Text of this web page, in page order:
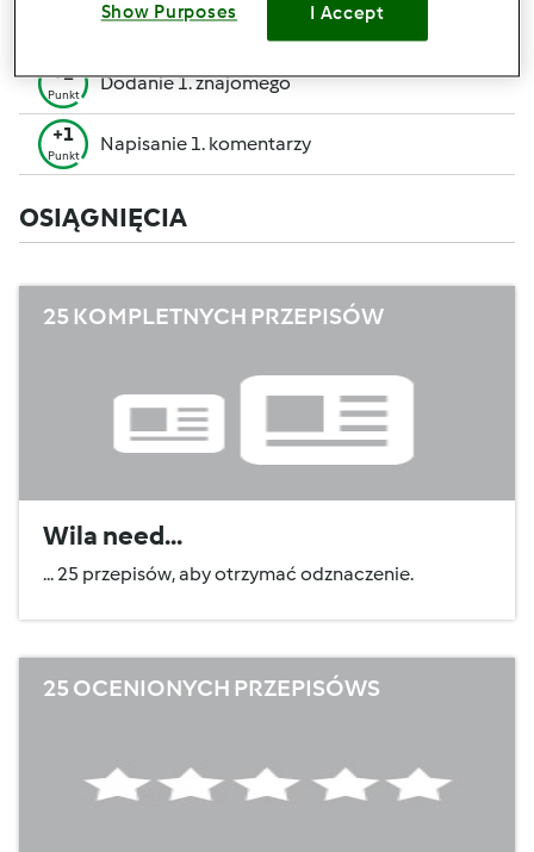
Ocenienie 1 przepisu
+1
Punkt
Dodanie 1. znajomego
+1
Punkt
Napisanie 1. komentarzy
OSIĄGNIĘCIA
25 KOMPLETNYCH PRZEPISÓW
Wila need...
... 25 przepisów, aby otrzymać odznaczenie.
25 OCENIONYCH PRZEPISÓWS
Show Purposes I Accept